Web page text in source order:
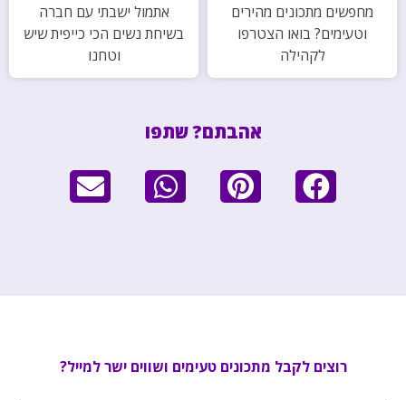
מחפשים מתכונים מהירים
וטעימים? בואו הצטרפו
לקהילה
אתמול ישבתי עם חברה
בשיחת נשים הכי כייפית שיש
וטחנו
אהבתם? שתפו
רוצים לקבל מתכונים טעימים ושווים ישר למייל?